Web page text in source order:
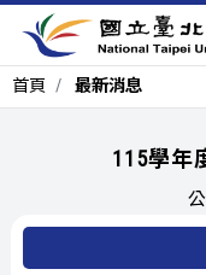
首頁 最新消息
115學年